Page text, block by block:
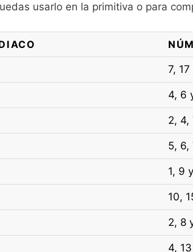
usarlo en la primitiva o para
7, 17
4, 6
2, 4,
5, 6,
1, 9
10,
2, 8
4,